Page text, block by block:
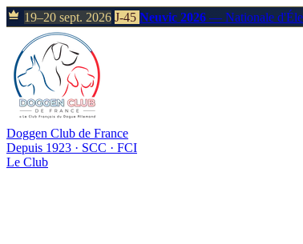
19–20 sept. 2026 J-45 Neuvic 2026 — Nationale
Doggen Club de France
Depuis 1923 · SCC · FCI
Le Club